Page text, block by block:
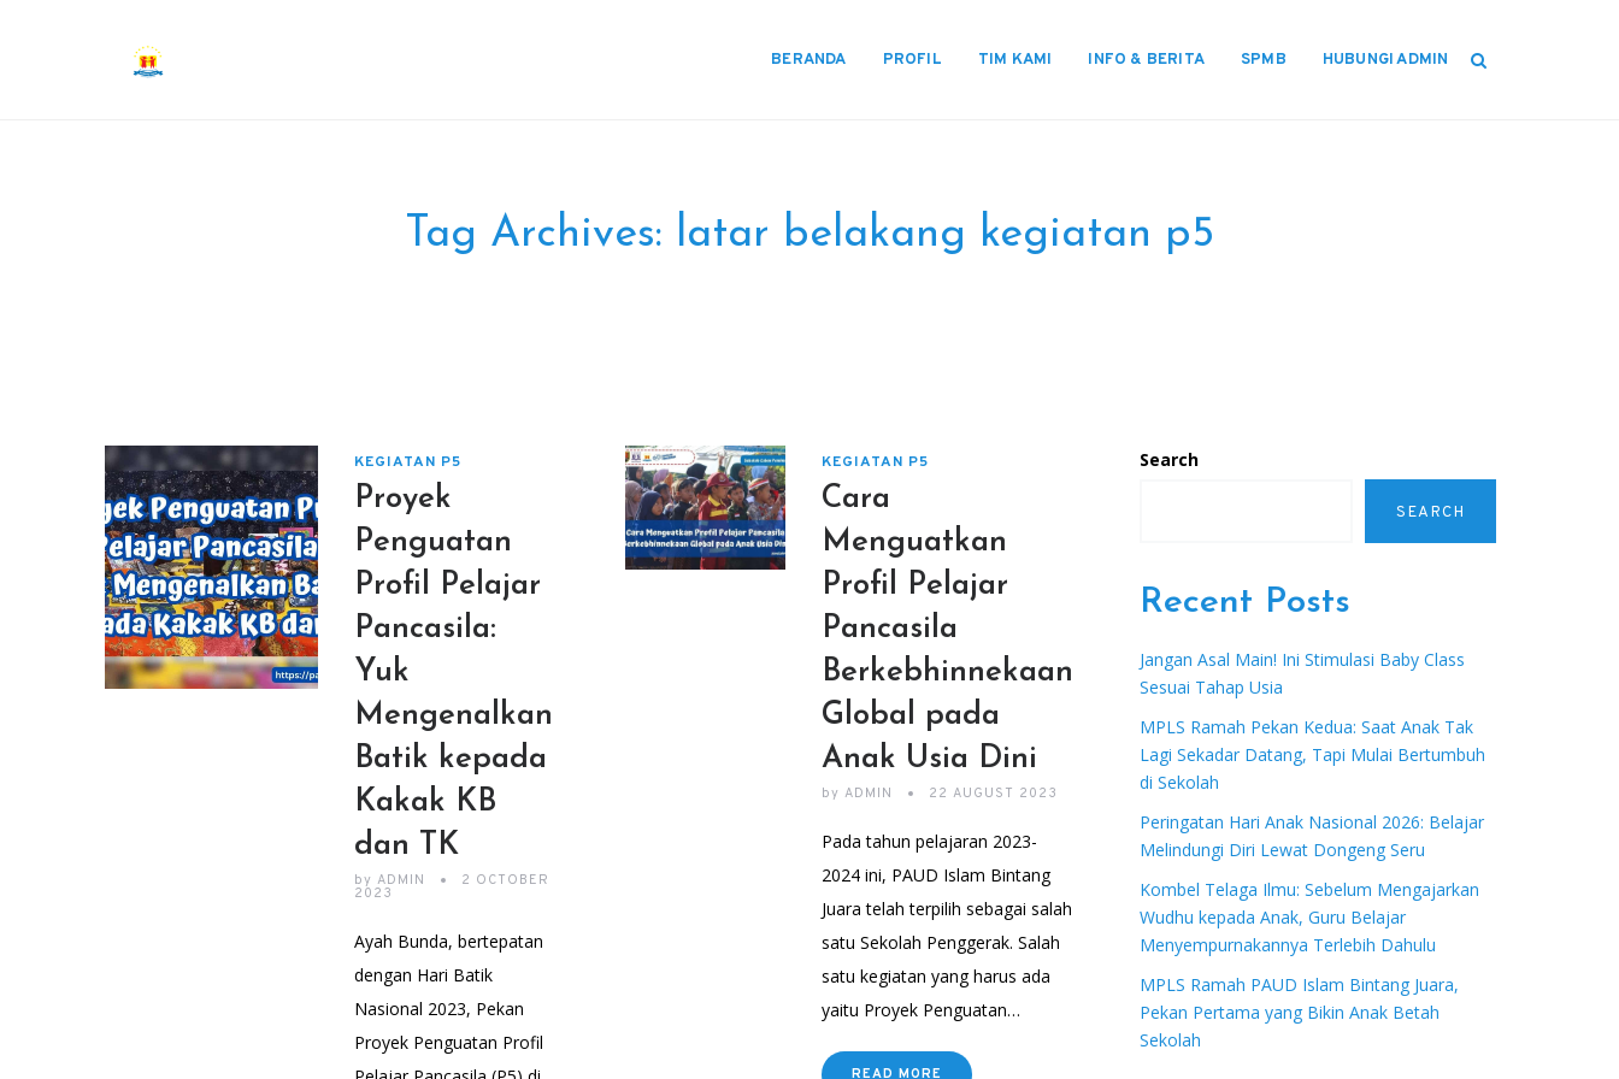
BERANDA PROFIL TIM KAMI INFO & BERITA SPMB HUBUNGI ADMIN
Tag Archives: latar belakang kegiatan p5
KEGIATAN P5
Proyek
Penguatan
Profil Pelajar
Pancasila:
Yuk
Mengenalkan
Batik kepada
Kakak KB
dan TK
by ADMIN 2 OCTOBER
2023
Ayah Bunda, bertepatan
dengan Hari Batik
Nasional 2023, Pekan
Proyek Penguatan Profil
KEGIATAN P5
Cara
Menguatkan
Profil Pelajar
Pancasila
Berkebhinnekaan
Global pada
Anak Usia Dini
by ADMIN 22 AUGUST 2023
Pada tahun pelajaran 2023-
2024 ini, PAUD Islam Bintang
Juara telah terpilih sebagai salah
satu Sekolah Penggerak. Salah
satu kegiatan yang harus ada
yaitu Proyek Penguatan…
READ MORE
Search
SEARCH
Recent Posts
Jangan Asal Main! Ini Stimulasi Baby Class
Sesuai Tahap Usia
MPLS Ramah Pekan Kedua: Saat Anak Tak
Lagi Sekadar Datang, Tapi Mulai Bertumbuh
di Sekolah
Peringatan Hari Anak Nasional 2026: Belajar
Melindungi Diri Lewat Dongeng Seru
Kombel Telaga Ilmu: Sebelum Mengajarkan
Wudhu kepada Anak, Guru Belajar
Menyempurnakannya Terlebih Dahulu
MPLS Ramah PAUD Islam Bintang Juara,
Pekan Pertama yang Bikin Anak Betah
Sekolah